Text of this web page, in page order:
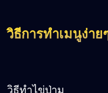
วิธีการทำเมนูง่า
วิธีทำไข่ป่าม